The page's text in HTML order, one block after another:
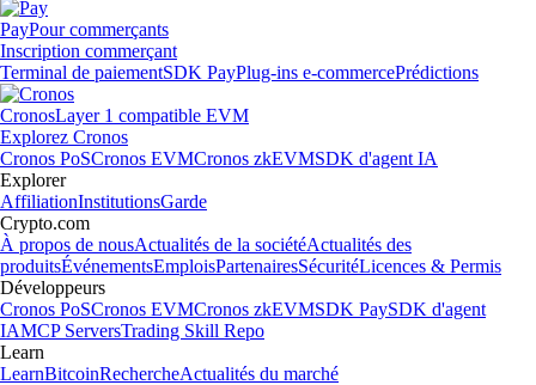
PayPour commerçants
Inscription commerçant
Terminal de paiementSDK PayPlug-ins e-commercePrédictions
CronosLayer 1 compatible EVM
Explorez Cronos
Cronos PoSCronos EVMCronos zkEVMSDK d'agent IA
Explorer
AffiliationInstitutionsGarde
Crypto.com
À propos de nousActualités de la sociétéActualités des
produitsÉvénementsEmploisPartenairesSécuritéLicences & Permis
Développeurs
Cronos PoSCronos EVMCronos zkEVMSDK PaySDK d'agent
IAMCP ServersTrading Skill Repo
Learn
LearnBitcoinRechercheActualités du marché